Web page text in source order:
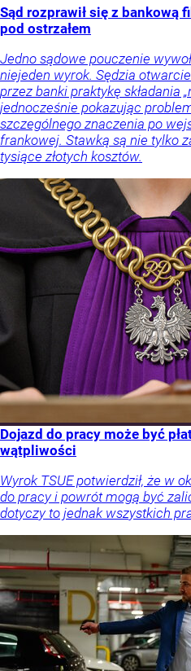
Sąd rozprawił się z bankową
pod ostrzałem
Jedno sądowe pouczenie
niejeden wyrok. Sędzia
przez banki praktykę składania
jednocześnie pokazując
szczególnego znaczenia po
frankowej. Stawką są nie tylko
tysiące złotych kosztów.
Dojazd do pracy może być
wątpliwości
Wyrok TSUE potwierdził, że w
do pracy i powrót mogą być
dotyczy to jednak wszystkich